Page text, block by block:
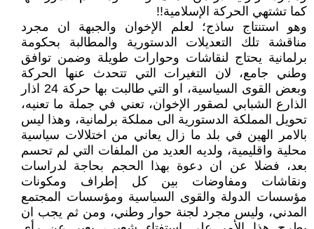
كما تشتهي الحركة الإسلامية!!
وهو استنتاج ساذج؛ لعلم الإخوان والجبهة ان مجرد
مناقشة تلك التعديلات الدستورية والمطالبة بحكومة
برلمانية يحتاج لنقاشات وحوارات طويلة وضمن توافق
وطني جامع، لان التغيرات التي تتحدث عنها الحركة
وبعض القوى السياسية، او التي طالبت بها حركة 24 اذار
الذارع الشبابي لصقور الإخوان، تعني في جملة ما تعنيه،
تحويل المملكة الدستورية الى مملكة برلمانية، وهذا ليس
بالامر الهين في بلد ما زال يعاني من اختلالات سياسية
محلية واقليمية، ولديه العديد من الملفات التي لم تحسم
بعد، فضلا عن ان دعوة بهذا الحجم بحاجة لدراسات
ونقاشات ومفاوضات بين كل إطراف ومكونات
مؤسسات الدولة والقوى السياسية ومؤسسات المجتمع
المدني، وليس مجرد لجنة حوار وطني، ومن ثم يجب ان